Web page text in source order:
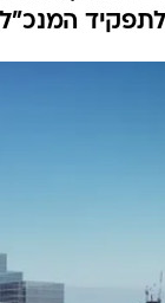
לתפקיד המנכ"ל